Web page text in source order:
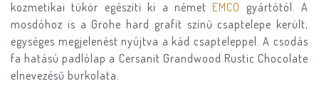
kozmetikai tükör egészíti ki a német EMCO gyártótól. A
mosdóhoz is a Grohe hard grafit színű csaptelepe került,
egységes megjelenést nyújtva a kád csapteleppel. A csodás
fa hatású padlólap a Cersanit Grandwood Rustic Chocolate
elnevezésű burkolata.